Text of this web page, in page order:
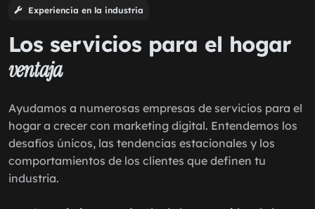
Experiencia en la industria
Los servicios para el hogar
ventaja
Ayudamos a numerosas empresas de servicios para el
hogar a crecer con marketing digital. Entendemos los
desafíos únicos, las tendencias estacionales y los
comportamientos de los clientes que definen tu
industria.